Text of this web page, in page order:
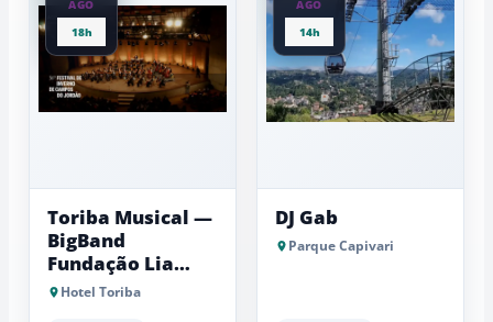
AGO
18h
Toriba Musical —
BigBand
Fundação Lia
Maria Aguiar
Hotel Toriba
AGO
14h
DJ Gab
Parque Capivari